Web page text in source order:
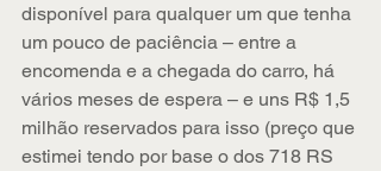
disponível para qualquer um que tenha
um pouco de paciência – entre a
encomenda e a chegada do carro, há
vários meses de espera – e uns R$ 1,5
milhão reservados para isso (preço que
estimei tendo por base o dos 718 RS